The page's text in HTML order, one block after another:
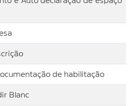
de habilitação
Blanc